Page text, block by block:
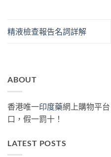
精液檢查報告名詞詳解
ABOUT
香港唯一印度藥網上購物平台
口，假一罰十！
LATEST POSTS